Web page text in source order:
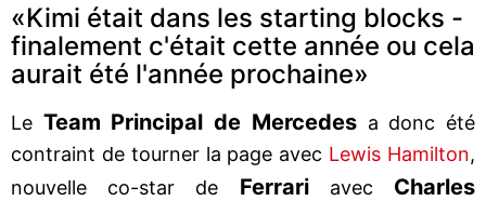
«Kimi était dans les starting blocks -
finalement c'était cette année ou cela
aurait été l'année prochaine»
Le Team Principal de Mercedes a donc été
contraint de tourner la page avec Lewis Hamilton,
nouvelle co-star de Ferrari avec Charles